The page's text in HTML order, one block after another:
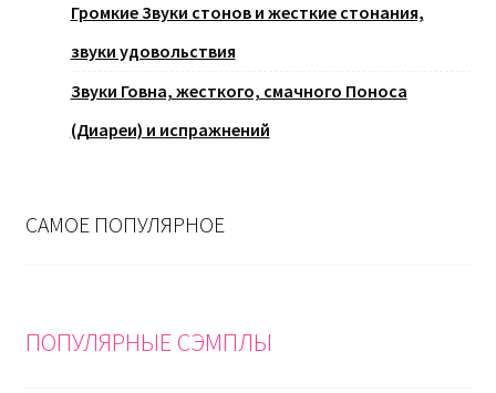
Громкие Звуки стонов и жесткие стонания,
звуки удовольствия
Звуки Говна, жесткого, смачного Поноса
(Диареи) и испражнений
САМОЕ ПОПУЛЯРНОЕ
ПОПУЛЯРНЫЕ СЭМПЛЫ